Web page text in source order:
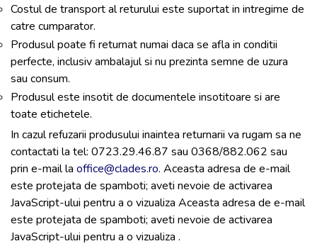
Costul de transport al returului este suportat in intregime de
catre cumparator.
Produsul poate fi returnat numai daca se afla in conditii
perfecte, inclusiv ambalajul si nu prezinta semne de uzura
sau consum.
Produsul este insotit de documentele insotitoare si are
toate etichetele.
In cazul refuzarii produsului inaintea returnarii va rugam sa ne
contactati la tel: 0723.29.46.87 sau 0368/882.062 sau
prin e-mail la office@clades.ro. Aceasta adresa de e-mail
este protejata de spamboti; aveti nevoie de activarea
JavaScript-ului pentru a o vizualiza Aceasta adresa de e-mail
este protejata de spamboti; aveti nevoie de activarea
JavaScript-ului pentru a o vizualiza .